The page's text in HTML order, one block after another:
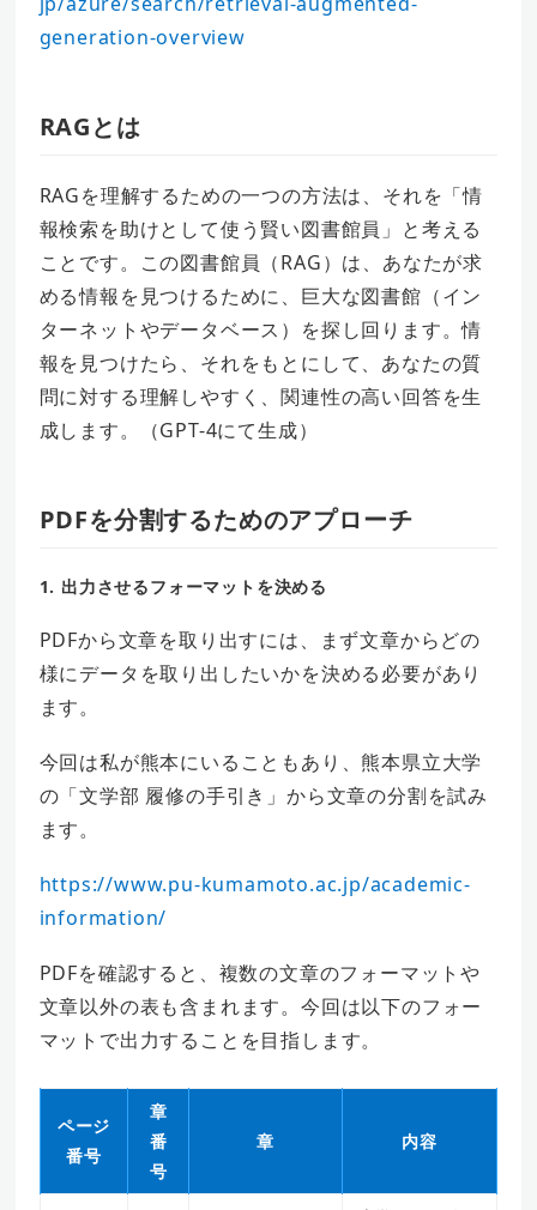
generation-overview
RAGとは
RAGを理解するための一つの方法は、それを「情
報検索を助けとして使う賢い図書館員」と考える
ことです。この図書館員（RAG）は、あなたが求
める情報を見つけるために、巨大な図書館（イン
ターネットやデータベース）を探し回ります。情
報を見つけたら、それをもとにして、あなたの質
問に対する理解しやすく、関連性の高い回答を生
成します。（GPT-4にて生成）
PDFを分割するためのアプローチ
1. 出力させるフォーマットを決める
PDFから文章を取り出すには、まず文章からどの
様にデータを取り出したいかを決める必要があり
ます。
今回は私が熊本にいることもあり、熊本県立大学
の「文学部 履修の手引き」から文章の分割を試み
ます。
https://www.pu-kumamoto.ac.jp/academic-
information/
PDFを確認すると、複数の文章のフォーマットや
文章以外の表も含まれます。今回は以下のフォー
マットで出力することを目指します。
ページ
番号
章
番
号
章 内容